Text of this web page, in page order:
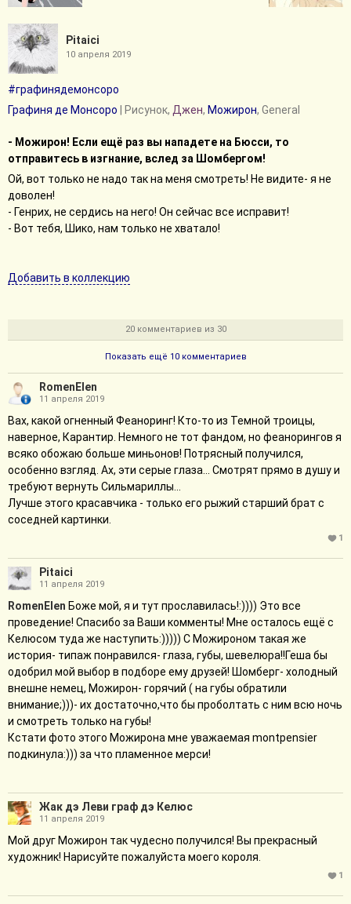
Pitaici
10 апреля 2019
#графинядемонсоро
Графиня де Монсоро | Рисунок, Джен, Можирон, General
- Можирон! Если ещё раз вы нападете на Бюсси, то
отправитесь в изгнание, вслед за Шомбергом!
Ой, вот только не надо так на меня смотреть! Не видите- я не
доволен!
- Генрих, не сердись на него! Он сейчас все исправит!
- Вот тебя, Шико, нам только не хватало!
Добавить в коллекцию
20 комментариев из 30
Показать ещё 10 комментариев
RomenElen
11 апреля 2019
Вах, какой огненный Феаноринг! Кто-то из Темной троицы,
наверное, Карантир. Немного не тот фандом, но феанорингов я
всяко обожаю больше миньонов! Потрясный получился,
особенно взгляд. Ах, эти серые глаза... Смотрят прямо в душу и
требуют вернуть Сильмариллы...
Лучше этого красавчика - только его рыжий старший брат с
соседней картинки.
1
Pitaici
11 апреля 2019
RomenElen Боже мой, я и тут прославилась!:)))) Это все
проведение! Спасибо за Ваши комменты! Мне осталось ещё с
Келюсом туда же наступить:))))) С Можироном такая же
история- типаж понравился- глаза, губы, шевелюра!!Геша бы
одобрил мой выбор в подборе ему друзей! Шомберг- холодный
внешне немец, Можирон- горячий ( на губы обратили
внимание;)))- их достаточно,что бы проболтать с ним всю ночь
и смотреть только на губы!
Кстати фото этого Можирона мне уважаемая montpensier
подкинула:))) за что пламенное мерси!
Жак дэ Леви граф дэ Келюс
11 апреля 2019
Мой друг Можирон так чудесно получился! Вы прекрасный
художник! Нарисуйте пожалуйста моего короля.
1